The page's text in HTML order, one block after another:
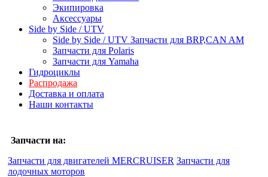
Экипировка
Аксессуары
Side by Side / UTV
Side by Side / UTV Запчасти для BRP,CAN AM
Запчасти для Polaris
Запчасти для Yamaha
Гидроциклы
Распродажа
Доставка и оплата
Наши контакты
Запчасти на:
Запчасти для двигателей MERCRUISER Запчасти для
лодочных моторов